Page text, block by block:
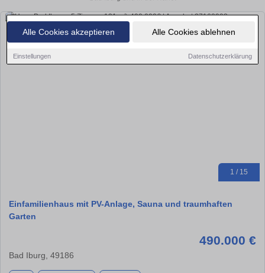
Alle Cookies akzeptieren Alle Cookies ablehnen
Einstellungen Datenschutzerklärung
1 / 15
Einfamilienhaus mit PV-Anlage, Sauna und traumhaften
Garten
490.000 €
Bad Iburg, 49186